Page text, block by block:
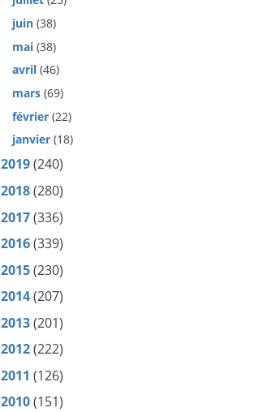
juin (38)
mai (38)
avril (46)
mars (69)
février (22)
janvier (18)
2019(240)
2018(280)
2017(336)
2016(339)
2015(230)
2014(207)
2013(201)
2012(222)
2011 (126)
2010(151)